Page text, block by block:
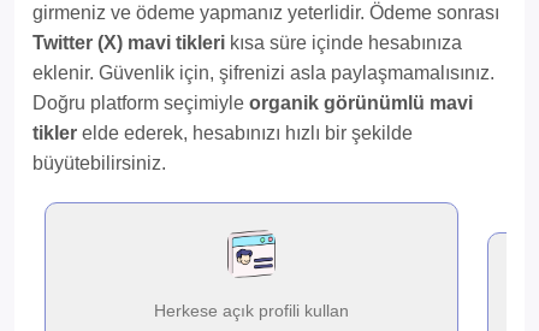
girmeniz ve ödeme yapmanız yeterlidir. Ödeme sonrası
Twitter (X) mavi tikleri kısa süre içinde hesabınıza
eklenir. Güvenlik için, şifrenizi asla paylaşmamalısınız.
Doğru platform seçimiyle organik görünümlü mavi
tikler elde ederek, hesabınızı hızlı bir şekilde
büyütebilirsiniz.
Herkese açık profili kullan